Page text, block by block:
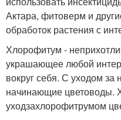
Актара, фитоверм и
обработок растения с
Хлорофитум -
украшающее любой
вокруг себя. С уходом за
начинающие цветоводы.
уходзахлорофитрумом